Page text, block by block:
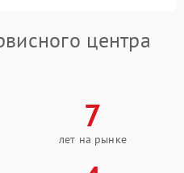
центра
7
лет на рынке